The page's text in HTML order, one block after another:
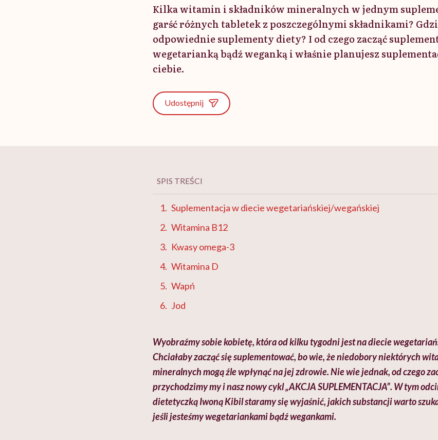
Kilka witamin i składników mineralnych w jednym
garść różnych tabletek z poszczególnymi składnikami?
odpowiednie suplementy diety? I od czego zacząć
wegetarianką bądź weganką i właśnie planujesz
ciebie.
Udostępnij
SPIS TREŚCI
Suplementacja w diecie wegetariańskiej/wegańskiej
Witamina B12
Kwasy omega-3
Witamina D
Wapń
Jod
Wyobraźmy sobie kobietę, która od kilku tygodni jest na diecie
Chciałaby zacząć się suplementować, bo wie, że niedobory niektórych
mineralnych mogą źle wpłynąć na jej zdrowie. Nie wie jednak, od czego
przychodzimy my i nasz nowy cykl „AKCJA SUPLEMENTACJA”. W tym
dietetyczką Iwoną Kibil staramy się wyjaśnić, jakich substancji warto
jeśli jesteśmy wegetariankami bądź wegankami.